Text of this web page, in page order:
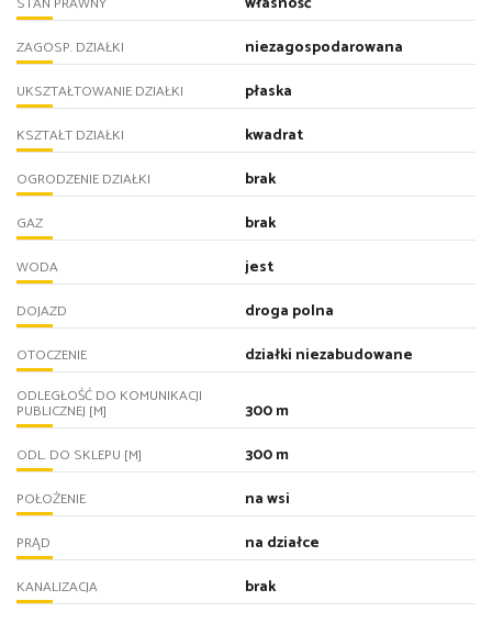
ZAGOSP. DZIAŁKI niezagospodarowana
UKSZTAŁTOWANIE DZIAŁKI płaska
KSZTAŁT DZIAŁKI kwadrat
OGRODZENIE DZIAŁKI brak
GAZ brak
WODA jest
DOJAZD droga polna
OTOCZENIE działki niezabudowane
ODLEGŁOŚĆ DO KOMUNIKACJI
PUBLICZNEJ [M] 300 m
ODL. DO SKLEPU [M] 300 m
POŁOŻENIE na wsi
PRĄD na działce
KANALIZACJA brak